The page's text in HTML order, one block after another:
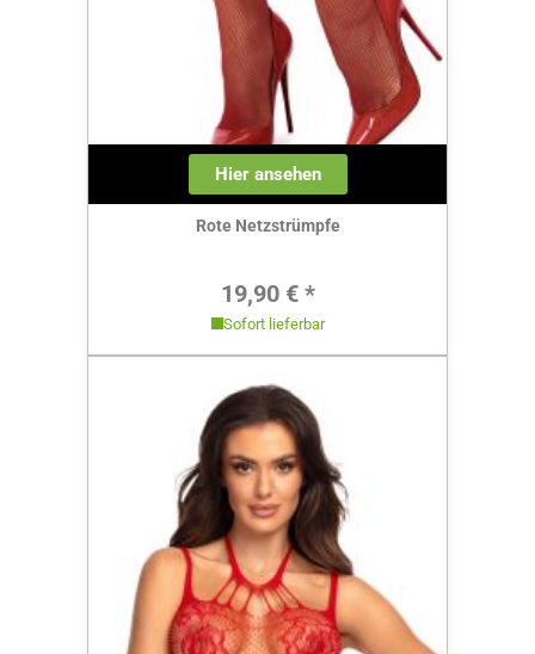
Hier ansehen
Rote Netzstrümpfe
Regulärer Preis:
19,90 € *
Sofort lieferbar